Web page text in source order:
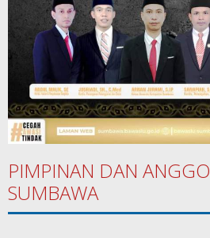
PIMPINAN DAN
SUMBAWA